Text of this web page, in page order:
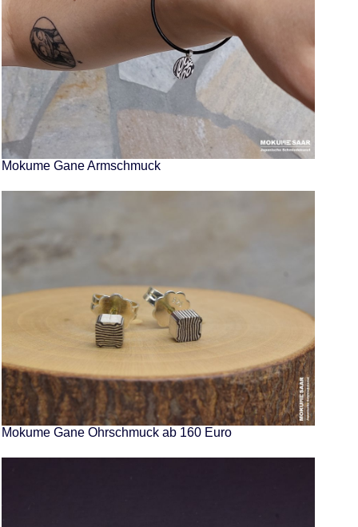
Mokume Gane Armschmuck
Mokume Gane Ohrschmuck ab 160 Euro